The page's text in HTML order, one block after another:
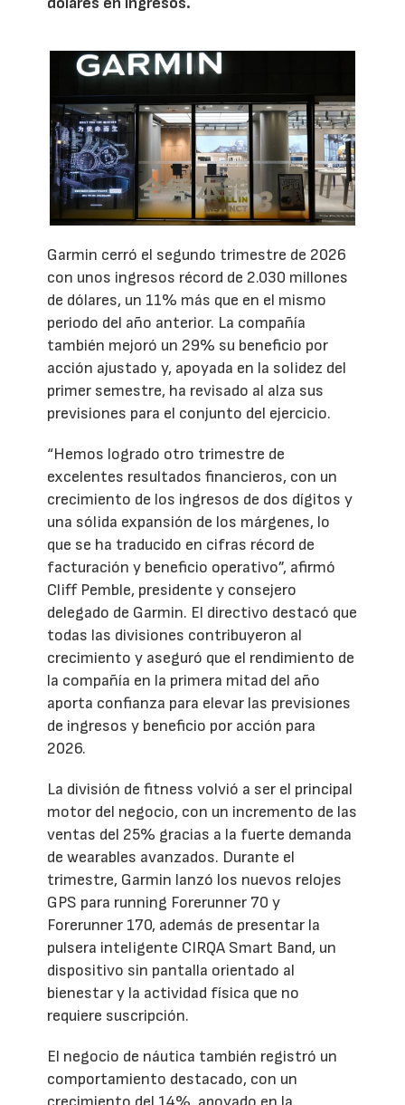
Garmin cerró el segundo trimestre de 2026
con unos ingresos récord de 2.030 millones
de dólares, un 11% más que en el mismo
periodo del año anterior. La compañía
también mejoró un 29% su beneficio por
acción ajustado y, apoyada en la solidez del
primer semestre, ha revisado al alza sus
previsiones para el conjunto del ejercicio.
“Hemos logrado otro trimestre de
excelentes resultados financieros, con un
crecimiento de los ingresos de dos dígitos y
una sólida expansión de los márgenes, lo
que se ha traducido en cifras récord de
facturación y beneficio operativo”, afirmó
Cliff Pemble, presidente y consejero
delegado de Garmin. El directivo destacó que
todas las divisiones contribuyeron al
crecimiento y aseguró que el rendimiento de
la compañía en la primera mitad del año
aporta confianza para elevar las previsiones
de ingresos y beneficio por acción para
2026.
La división de fitness volvió a ser el principal
motor del negocio, con un incremento de las
ventas del 25% gracias a la fuerte demanda
de wearables avanzados. Durante el
trimestre, Garmin lanzó los nuevos relojes
GPS para running Forerunner 70 y
Forerunner 170, además de presentar la
pulsera inteligente CIRQA Smart Band, un
dispositivo sin pantalla orientado al
bienestar y la actividad física que no
requiere suscripción.
El negocio de náutica también registró un
comportamiento destacado, con un